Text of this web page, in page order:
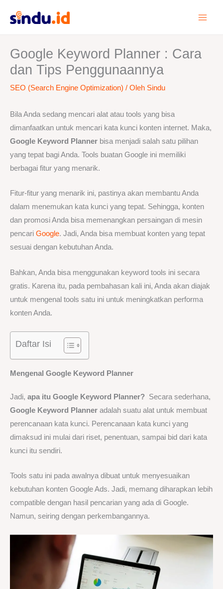
Google Keyword Planner : Cara
dan Tips Penggunaannya
SEO (Search Engine Optimization) / Oleh Sindu
Bila Anda sedang mencari alat atau tools yang bisa
dimanfaatkan untuk mencari kata kunci konten internet. Maka,
Google Keyword Planner bisa menjadi salah satu pilihan
yang tepat bagi Anda. Tools buatan Google ini memiliki
berbagai fitur yang menarik.
Fitur-fitur yang menarik ini, pastinya akan membantu Anda
dalam menemukan kata kunci yang tepat. Sehingga, konten
dan promosi Anda bisa memenangkan persaingan di mesin
pencari Google. Jadi, Anda bisa membuat konten yang tepat
sesuai dengan kebutuhan Anda.
Bahkan, Anda bisa menggunakan keyword tools ini secara
gratis. Karena itu, pada pembahasan kali ini, Anda akan diajak
untuk mengenal tools satu ini untuk meningkatkan performa
konten Anda.
Daftar Isi
Mengenal Google Keyword Planner
Jadi, apa itu Google Keyword Planner? Secara sederhana,
Google Keyword Planner adalah suatu alat untuk membuat
perencanaan kata kunci. Perencanaan kata kunci yang
dimaksud ini mulai dari riset, penentuan, sampai bid dari kata
kunci itu sendiri.
Tools satu ini pada awalnya dibuat untuk menyesuaikan
kebutuhan konten Google Ads. Jadi, memang diharapkan lebih
compatible dengan hasil pencarian yang ada di Google.
Namun, seiring dengan perkembangannya.